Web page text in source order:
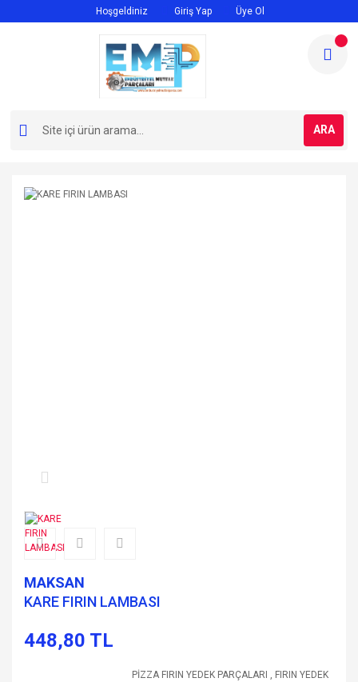
Hoşgeldiniz Giriş Yap Üye Ol
ARA
MAKSAN
KARE FIRIN LAMBASI
448,80 TL
PİZZA FIRIN YEDEK PARÇALARI , FIRIN YEDEK